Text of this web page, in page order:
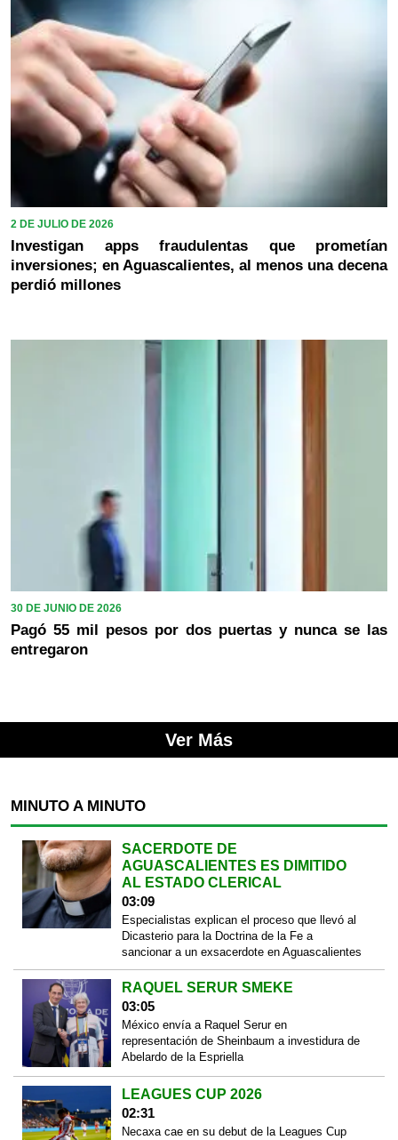
2 DE JULIO DE 2026
Investigan apps fraudulentas que prometían
inversiones; en Aguascalientes, al menos una decena
perdió millones
30 DE JUNIO DE 2026
Pagó 55 mil pesos por dos puertas y nunca se las
entregaron
Ver Más
MINUTO A MINUTO
SACERDOTE DE
AGUASCALIENTES ES DIMITIDO
AL ESTADO CLERICAL
03:09
Especialistas explican el proceso que llevó al
Dicasterio para la Doctrina de la Fe a
sancionar a un exsacerdote en Aguascalientes
RAQUEL SERUR SMEKE
03:05
México envía a Raquel Serur en
representación de Sheinbaum a investidura de
Abelardo de la Espriella
LEAGUES CUP 2026
02:31
Necaxa cae en su debut de la Leagues Cup